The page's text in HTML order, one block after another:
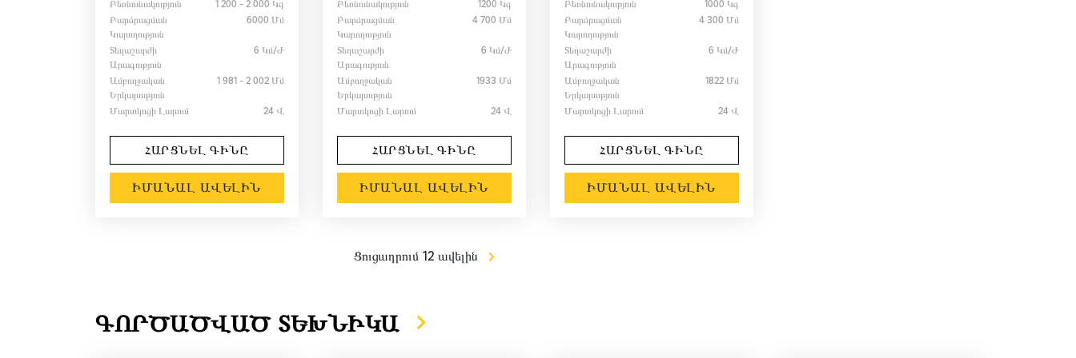
Բեռնունակություն
1 200 - 2 000 Կգ
Բարձրացման
Կարողություն
6000 Մմ
Տեղաշարժի
Արագություն
6 Կմ/ժ
Ամբողջական
Երկարություն
1 981 - 2 002 Մմ
Մարտկոցի Լարում 24 Վ
ՀԱՐՑՆԵԼ ԳԻՆԸ
ԻՄԱՆԱԼ ԱՎԵԼԻՆ
Բեռնունակություն
1200 Կգ
Բարձրացման
Կարողություն
4 700 Մմ
Տեղաշարժի
Արագություն
6 Կմ/ժ
Ամբողջական
Երկարություն
1933 Մմ
Մարտկոցի Լարում 24 Վ
ՀԱՐՑՆԵԼ ԳԻՆԸ
ԻՄԱՆԱԼ ԱՎԵԼԻՆ
Բեռնունակություն
1000 Կգ
Բարձրացման
Կարողություն
4 300 Մմ
Տեղաշարժի
Արագություն
6 Կմ/ժ
Ամբողջական
Երկարություն
1822 Մմ
Մարտկոցի Լարում 24 Վ
ՀԱՐՑՆԵԼ ԳԻՆԸ
ԻՄԱՆԱԼ ԱՎԵԼԻՆ
Ցուցադրում 12 ավելին
ԳՈՐԾԱԾՎԱԾ ՏԵԽՆԻԿԱ